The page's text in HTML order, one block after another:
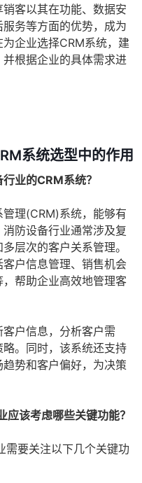
客以其在功能、数据安
务等方面的优势，成为
企业选择CRM系统，建
根据企业的具体需求进
系统选型中的作用
业的CRM系统？
理(CRM)系统，能够有
防设备行业通常涉及复
层次的客户关系管理。
户信息管理、销售机会
帮助企业高效地管理客
户信息，分析客户需
。同时，该系统还支持
势和客户偏好，为决策
该考虑哪些关键功能？
需要关注以下几个关键功